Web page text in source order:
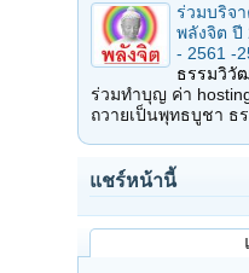
ร่วมบริจา
พลังจิต ปี
- 2561 -
ธรรมวิวั
ร่วมทำบุญ ค่า
ถวายเป็นพุทธบูชา ธ
แชร์หน้านี้